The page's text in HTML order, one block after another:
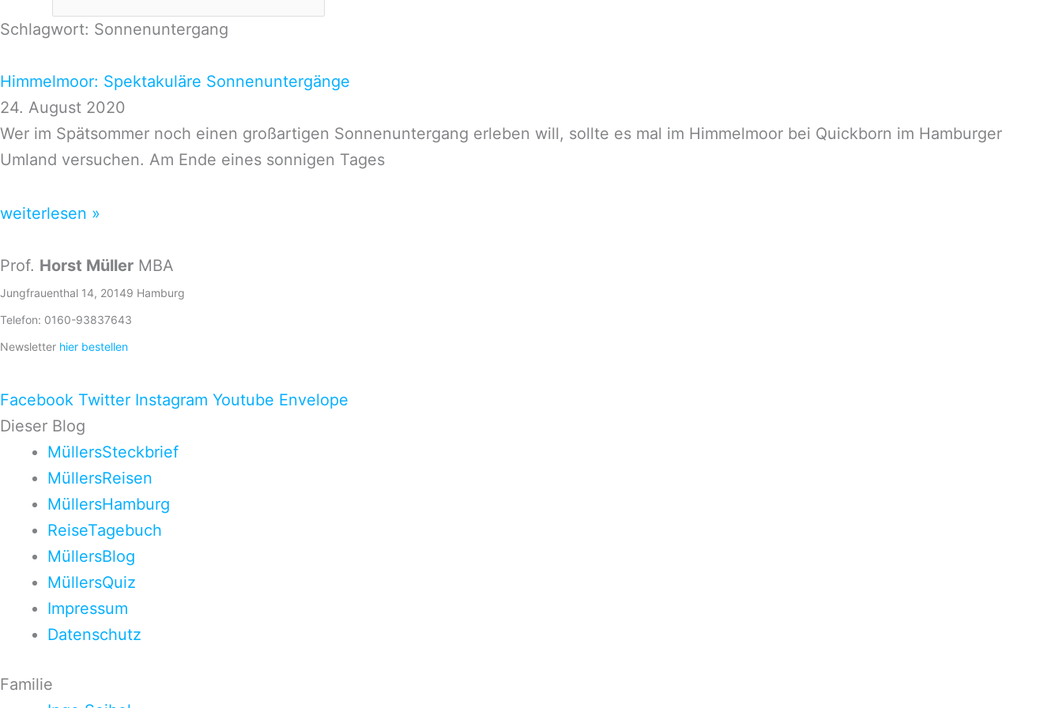
Schlagwort: Sonnenuntergang
Himmelmoor: Spektakuläre Sonnenuntergänge
24. August 2020
Wer im Spätsommer noch einen großartigen Sonnenuntergang erleben will, sollte es mal im Himmelmoor bei Quickborn im Hamburger
Umland versuchen. Am Ende eines sonnigen Tages
weiterlesen »
Prof. Horst Müller MBA
Jungfrauenthal 14, 20149 Hamburg
Telefon: 0160-93837643
Newsletter hier bestellen
Facebook Twitter Instagram Youtube Envelope
Dieser Blog
MüllersSteckbrief
MüllersReisen
MüllersHamburg
ReiseTagebuch
MüllersBlog
MüllersQuiz
Impressum
Datenschutz
Familie